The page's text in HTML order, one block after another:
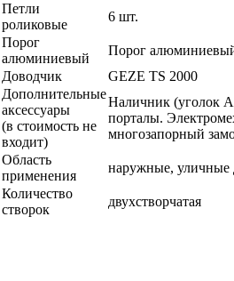
Петли
роликовые
6 шт.
Порог
алюминиевый
Порог
Доводчик
GEZE TS 2000
Дополнительные
аксессуары
(в стоимость не
входит)
Наличник (уголок
порталы.
многозапорный
Область
применения
наружные, уличные
Количество
створок
двухстворчатая